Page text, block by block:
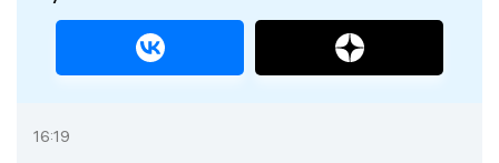
16:19